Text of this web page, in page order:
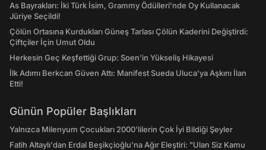
As Bayrakları: İki Türk İsim, Grammy Ödülleri'nde Oy Kullanacak
Jüriye Seçildi!
Çölün Ortasına Kurdukları Güneş Tarlası Çölün Kaderini Değiştirdi:
Çiftçiler İçin Umut Oldu
Herkesin Geç Keşfettiği Grup: Soen'in Yükseliş Hikayesi
İlk Adımı Berkcan Güven Attı: Manifest Sueda Uluca'ya Aşkını İlan
Etti!
Günün Popüler Başlıkları
Yalnızca Milenyum Çocukları 2000'lilerin Çok İyi Bildiği Şeyler
Fatih Altaylı'dan Erdal Beşikçioğlu'na Ağır Eleştiri: "Ulan Siz Kamu